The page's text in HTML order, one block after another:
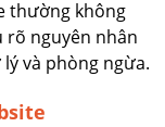
thường không
rõ nguyên nhân
và phòng ngừa.